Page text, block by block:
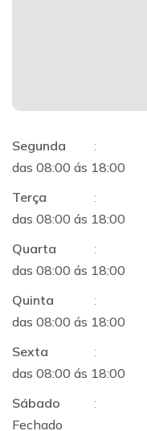
Segunda
:
das 08:00 ás 18:00
Terça
:
das 08:00 ás 18:00
Quarta
:
das 08:00 ás 18:00
Quinta
:
das 08:00 ás 18:00
Sexta
:
das 08:00 ás 18:00
Sábado
:
Fechado